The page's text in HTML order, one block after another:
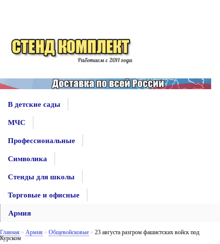
В детские сады
МЧС
Профессиональные
Символика
Стенды для школы
Торговые и офисные
Армия
Главная » Армия » Общевойсковые » 23 августа разгром фашистских войск под
Курском